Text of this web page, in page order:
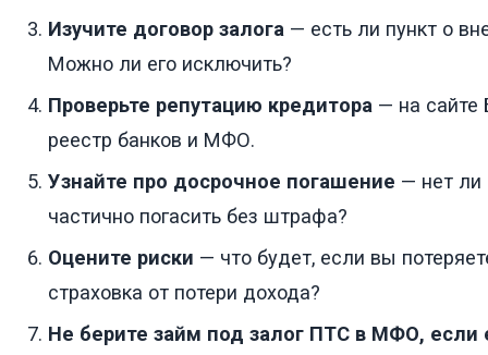
Изучите договор залога — есть ли пункт о
Можно ли его исключить?
Проверьте репутацию кредитора — на сайте
реестр банков и МФО.
Узнайте про досрочное погашение — нет
частично погасить без штрафа?
Оцените риски — что будет, если вы
страховка от потери дохода?
Не берите займ под залог ПТС в МФО, если